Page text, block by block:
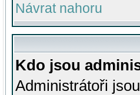
Návrat nahoru
Kdo jsou
Administrátoři